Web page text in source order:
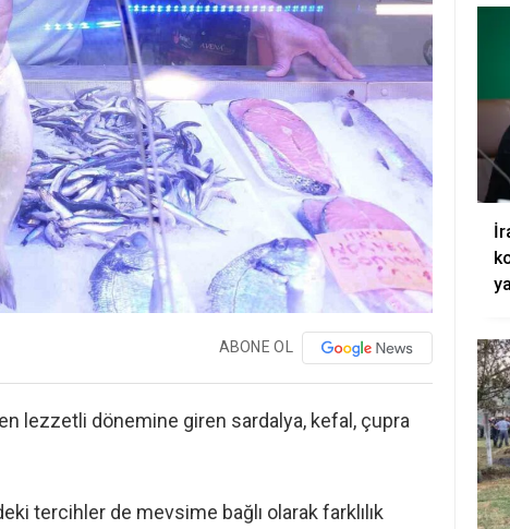
ABONE OL
en lezzetli dönemine giren sardalya, kefal, çupra
tercihler de mevsime bağlı olarak farklılık